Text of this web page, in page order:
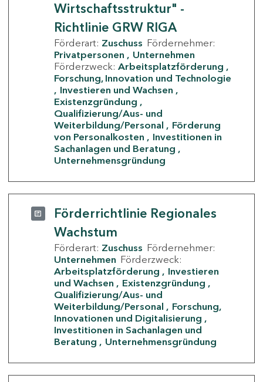
Wirtschaftsstruktur" -
Richtlinie GRW RIGA
Förderart: Zuschuss Fördernehmer:
Privatpersonen
Unternehmen
Förderzweck: Arbeitsplatzförderung
Forschung, Innovation und Technologie
Investieren und Wachsen
Existenzgründung
Qualifizierung/Aus- und
Weiterbildung/Personal
Förderung
von Personalkosten
Investitionen in
Sachanlagen und Beratung
Unternehmensgründung
Förderrichtlinie Regionales
Wachstum
Förderart: Zuschuss Fördernehmer:
Unternehmen Förderzweck:
Arbeitsplatzförderung
Investieren
und Wachsen
Existenzgründung
Qualifizierung/Aus- und
Weiterbildung/Personal
Forschung,
Innovationen und Digitalisierung
Investitionen in Sachanlagen und
Beratung
Unternehmensgründung